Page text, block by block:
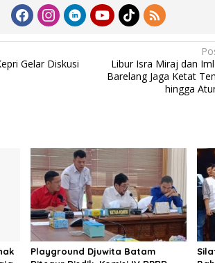
Gelar Diskusi
Libur Isra Miraj dan
Barelang Jaga Ketat
hingga
Playground Djuwita Batam